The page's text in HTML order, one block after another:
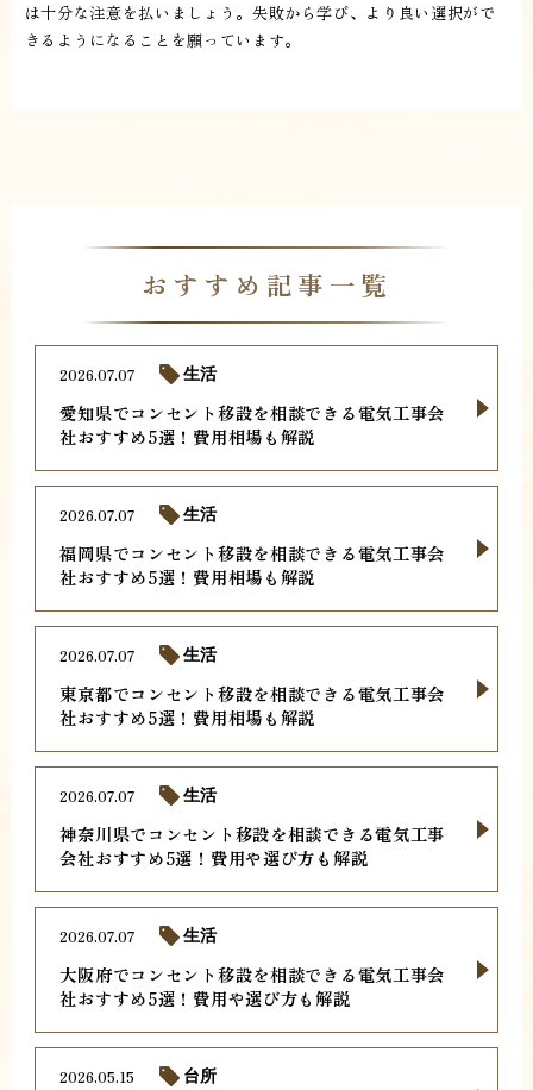
は十分な注意を払いましょう。失敗から学び、より良い選択がで
きるようになることを願っています。
おすすめ記事一覧
愛知県でコンセント移設を相談できる電気工事会
社おすすめ5選！費用相場も解説
2026.07.07 生活
福岡県でコンセント移設を相談できる電気工事会
社おすすめ5選！費用相場も解説
2026.07.07 生活
東京都でコンセント移設を相談できる電気工事会
社おすすめ5選！費用相場も解説
2026.07.07 生活
神奈川県でコンセント移設を相談できる電気工事
会社おすすめ5選！費用や選び方も解説
2026.07.07 生活
大阪府でコンセント移設を相談できる電気工事会
社おすすめ5選！費用や選び方も解説
2026.07.07 生活
2026.05.15 台所